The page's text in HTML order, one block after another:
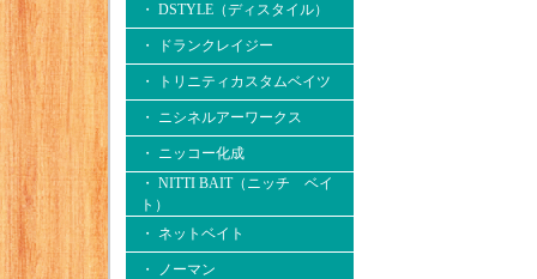
・ DSTYLE（ディスタイル）
・ ドランクレイジー
・ トリニティカスタムベイツ
・ ニシネルアーワークス
・ ニッコー化成
・ NITTI BAIT（ニッチ ベイ
ト）
・ ネットベイト
・ ノーマン